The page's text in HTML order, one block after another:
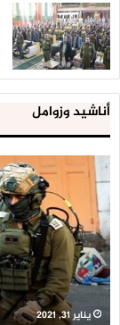
أناشيد وزوامل
العدو
الإسرائيلي
اعتقل
543
طفلا
فلسطينيا
خلال
2020
يناير 31, 2021